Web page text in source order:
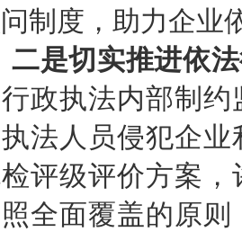
制度，助力企业
二是切实推进依
政执法内部制
法人员侵犯企
评级评价方案，
全面覆盖的原